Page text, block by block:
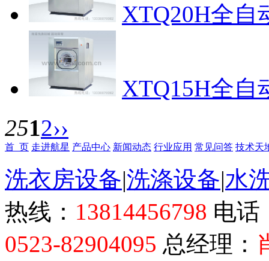
XTQ20H全自
XTQ15H全自
2512››
首 页 走进航星 产品中心 新闻动态 行业应用 常见问答 技术天
洗衣房设备|洗涤设备|水
热线： 13814456798 电话
0523-82904095 总经理：